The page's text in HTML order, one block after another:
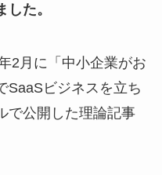
た。
2月に「中小企業がお
SaaSビジネスを立ち
で公開した理論記事